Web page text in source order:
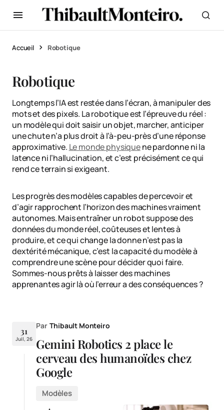
Accueil Robotique
Robotique
Longtemps l’IA est restée dans l’écran, à manipuler des
mots et des pixels. La robotique est l’épreuve du réel :
un modèle qui doit saisir un objet, marcher, anticiper
une chute n’a plus droit à l’à-peu-près d’une réponse
approximative. Le monde physiquene pardonne ni la
latence ni l’hallucination, et c’est précisément ce qui
rend ce terrain si exigeant.
Les progrès des modèles capables de percevoir et
d’agir rapprochent l’horizon des machines vraiment
autonomes. Mais entraîner un robot suppose des
données du monde réel, coûteuses et lentes à
produire, et ce qui change la donne n’est pas la
dextérité mécanique, c’est la capacité du modèle à
comprendre une scène pour décider quoi faire.
Sommes-nous prêts à laisser des machines
apprenantes agir là où l’erreur a des conséquences ?
31
Juil, 26
Par Thibault Monteiro
Gemini Robotics 2 place le
cerveau des humanoïdes chez
Google
Modèles